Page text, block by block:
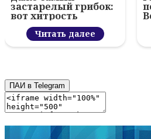
застарелый грибок:
вот хитрость
Читать далее
ПАИ в Telegram